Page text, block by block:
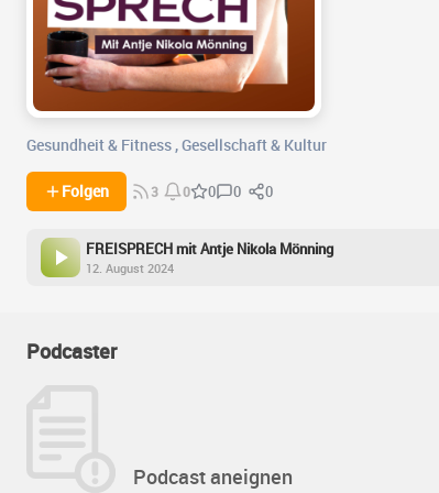
Gesundheit & Fitness ,Gesellschaft & Kultur
Folgen 3 0 0 0 0
FREISPRECH mit Antje Nikola Mönning
12. August 2024
Podcaster
Podcast aneignen